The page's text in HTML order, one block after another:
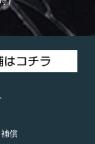
償